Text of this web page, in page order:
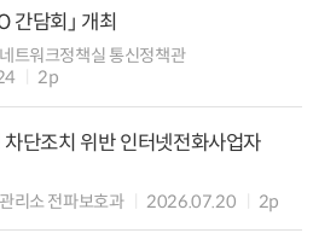
간담회」 개최
트워크정책실 통신정책관
2p
단조치 위반 인터넷전화사업자
리소 전파보호과 2026.07.20 2p